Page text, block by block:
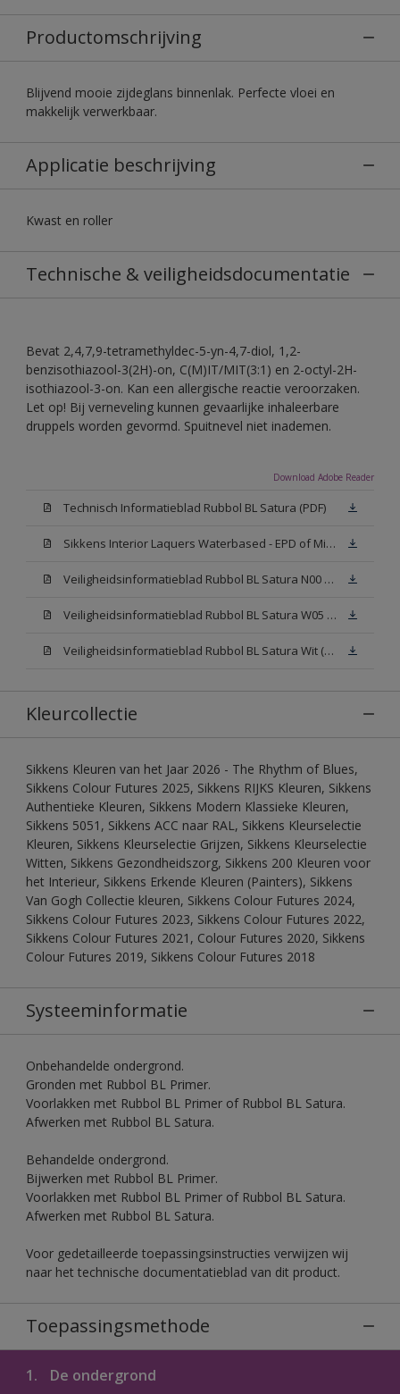
Productomschrijving
Blijvend mooie zijdeglans binnenlak. Perfecte vloei en
makkelijk verwerkbaar.
Applicatie beschrijving
Kwast en roller
Technische & veiligheidsdocumentatie
Bevat 2,4,7,9-tetramethyldec-5-yn-4,7-diol, 1,2-
benzisothiazool-3(2H)-on, C(M)IT/MIT(3:1) en 2-octyl-2H-
isothiazool-3-on. Kan een allergische reactie veroorzaken.
Let op! Bij verneveling kunnen gevaarlijke inhaleerbare
druppels worden gevormd. Spuitnevel niet inademen.
Download Adobe Reader
Technisch Informatieblad Rubbol BL Satura (PDF)
Sikkens Interior Laquers Waterbased - EPD of Milieuproductverklaring
Veiligheidsinformatieblad Rubbol BL Satura N00 (MSDS)
Veiligheidsinformatieblad Rubbol BL Satura W05 (MSDS)
Veiligheidsinformatieblad Rubbol BL Satura Wit (MSDS)
Kleurcollectie
Sikkens Kleuren van het Jaar 2026 - The Rhythm of Blues,
Sikkens Colour Futures 2025, Sikkens RIJKS Kleuren, Sikkens
Authentieke Kleuren, Sikkens Modern Klassieke Kleuren,
Sikkens 5051, Sikkens ACC naar RAL, Sikkens Kleurselectie
Kleuren, Sikkens Kleurselectie Grijzen, Sikkens Kleurselectie
Witten, Sikkens Gezondheidszorg, Sikkens 200 Kleuren voor
het Interieur, Sikkens Erkende Kleuren (Painters), Sikkens
Van Gogh Collectie kleuren, Sikkens Colour Futures 2024,
Sikkens Colour Futures 2023, Sikkens Colour Futures 2022,
Sikkens Colour Futures 2021, Colour Futures 2020, Sikkens
Colour Futures 2019, Sikkens Colour Futures 2018
Systeeminformatie
Onbehandelde ondergrond.
Gronden met Rubbol BL Primer.
Voorlakken met Rubbol BL Primer of Rubbol BL Satura.
Afwerken met Rubbol BL Satura.
Behandelde ondergrond.
Bijwerken met Rubbol BL Primer.
Voorlakken met Rubbol BL Primer of Rubbol BL Satura.
Afwerken met Rubbol BL Satura.
Voor gedetailleerde toepassingsinstructies verwijzen wij
naar het technische documentatieblad van dit product.
Toepassingsmethode
1. De ondergrond